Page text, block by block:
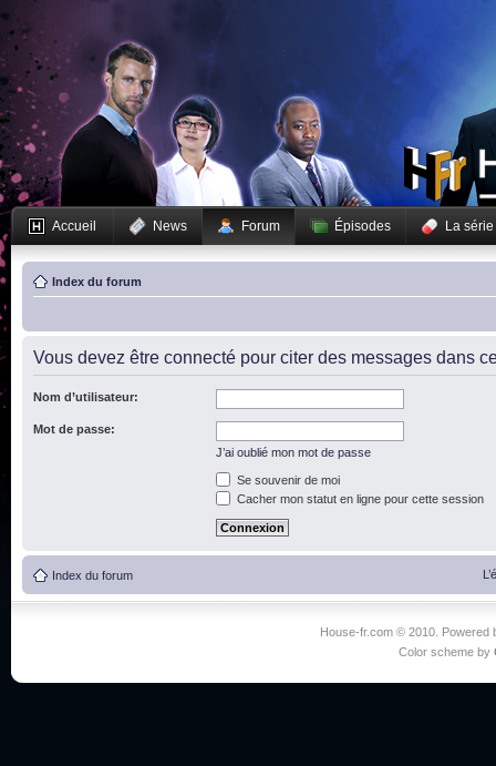
Accueil News Forum Épisodes La série
Index du forum
Vous devez être connecté pour citer des messages dans
Nom d’utilisateur:
Mot de passe:
J’ai oublié mon mot de passe
Se souvenir de moi
Cacher mon statut en ligne pour cette session
Index du forum
House-fr.com © 2010. Powered
Color scheme by